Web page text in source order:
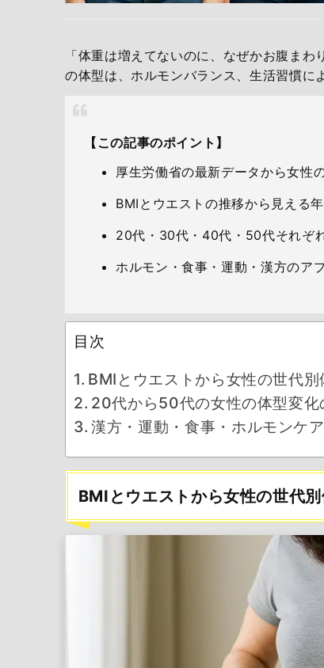
「体重は増えてないのに、なぜかお腹ま
の体型は、ホルモンバランス、生活習慣に
【この記事のポイント】
厚生労働省の最新データから女性
BMIとウエストの推移から見える
20代・30代・40代・50代それぞ
ホルモン・食事・運動・漢方のア
目次
BMIとウエストから女性の世代
20代から50代の女性の体型変化
漢方・運動・食事・ホルモンケ
BMIとウエストから女性の世代